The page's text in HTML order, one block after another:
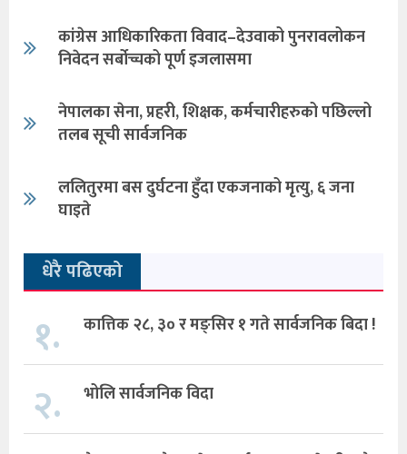
कांग्रेस आधिकारिकता विवाद–देउवाको पुनरावलोकन
निवेदन सर्बोच्चको पूर्ण इजलासमा
नेपालका सेना, प्रहरी, शिक्षक, कर्मचारीहरुको पछिल्लो
तलब सूची सार्वजनिक
ललितुरमा बस दुर्घटना हुँदा एकजनाको मृत्यु, ६ जना
घाइते
धेरै पढिएको
१. कात्तिक २८, ३० र मङ्सिर १ गते सार्वजनिक बिदा !
२. भोलि सार्वजनिक विदा